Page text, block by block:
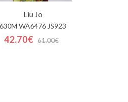
Liu Jo
630M WA6476 JS923
42.70€ 61.00€